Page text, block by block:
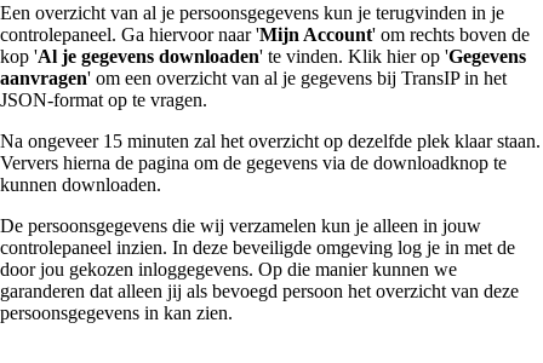
Een overzicht van al je persoonsgegevens kun je terugvinden in je
controlepaneel. Ga hiervoor naar 'Mijn Account' om rechts boven de
kop 'Al je gegevens downloaden' te vinden. Klik hier op 'Gegevens
aanvragen' om een overzicht van al je gegevens bij TransIP in het
JSON-format op te vragen.
Na ongeveer 15 minuten zal het overzicht op dezelfde plek klaar staan.
Ververs hierna de pagina om de gegevens via de downloadknop te
kunnen downloaden.
De persoonsgegevens die wij verzamelen kun je alleen in jouw
controlepaneel inzien. In deze beveiligde omgeving log je in met de
door jou gekozen inloggegevens. Op die manier kunnen we
garanderen dat alleen jij als bevoegd persoon het overzicht van deze
persoonsgegevens in kan zien.